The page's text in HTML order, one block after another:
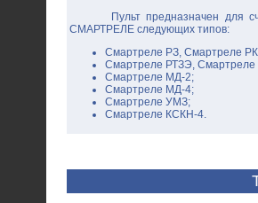
Пульт предназначен для
СМАРТРЕЛЕ следующих типов:
Смартреле РЗ, Смартреле
Смартреле РТЗЭ,
Смартреле МД-2;
Смартреле МД-4;
Смартреле УМЗ;
Смартреле КСКН-4.